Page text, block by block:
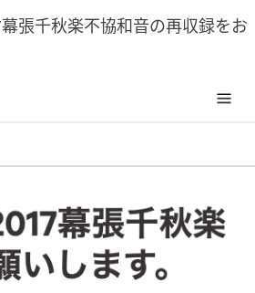
張千秋楽不協和音の再収録をお